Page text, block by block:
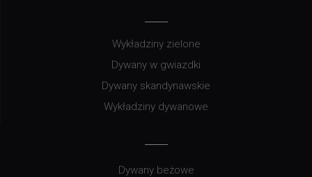
Wykładziny zielone
Dywany w gwiazdki
Dywany skandynawskie
Wykładziny dywanowe
Dywany beżowe